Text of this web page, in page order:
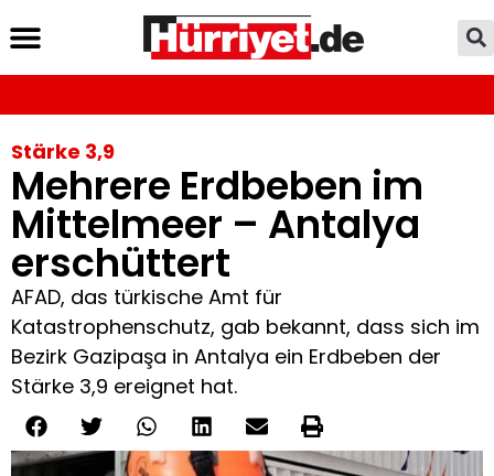
Stärke 3,9
Mehrere Erdbeben im
Mittelmeer – Antalya
erschüttert
AFAD, das türkische Amt für
Katastrophenschutz, gab bekannt, dass sich im
Bezirk Gazipaşa in Antalya ein Erdbeben der
Stärke 3,9 ereignet hat.